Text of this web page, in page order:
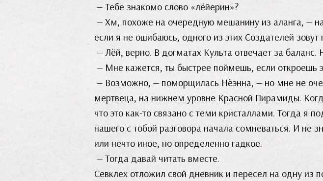
— Тебе знакомо слово «лёйерин»?
— Хм, похоже на очередную мешанину из аланга, —
если я не ошибаюсь, одного из этих Создателей зовут
— Лёй, верно. В догматах Культа отвечает за
— Мне кажется, ты быстрее поймешь, если откроешь
— Возможно, — поморщилась Нёэнна, — но мне не
мертвеца, на нижнем уровне Красной Пирамиды.
что это как-то связано с теми кристаллами. Тогда я
нашего с тобой разговора начала сомневаться. И не
или нечто иное, но определенно гадкое.
— Тогда давай читать вместе.
Севклех отложил свой дневник и пересел на одну из